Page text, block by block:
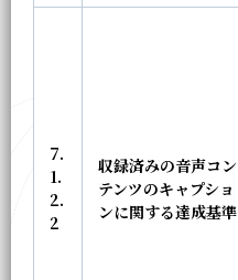
7.
1.
2.
2
収録済みの音声コン
テンツのキャプショ
ンに関する達成基準